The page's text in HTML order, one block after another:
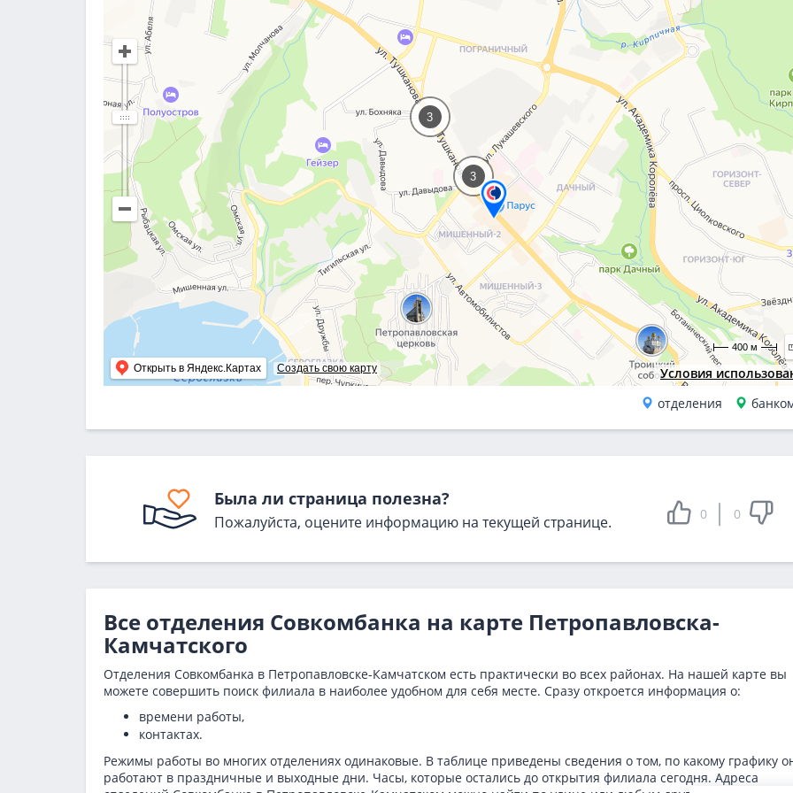
Условия
Открыть в Яндекс.Картах Создать свою карту
400 м
3
3
отделения
Была ли страница полезна?
Пожалуйста, оцените информацию на текущей странице. 0 0
Все отделения Совкомбанка на карте Петропавловска-
Камчатского
Отделения Совкомбанка в Петропавловске-Камчатском есть практически во всех районах. На нашей карте вы
можете совершить поиск филиала в наиболее удобном для себя месте. Сразу откроется информация о:
времени работы,
контактах.
Режимы работы во многих отделениях одинаковые. В таблице приведены сведения о том, по какому графику
работают в праздничные и выходные дни. Часы, которые остались до открытия филиала сегодня. Адреса